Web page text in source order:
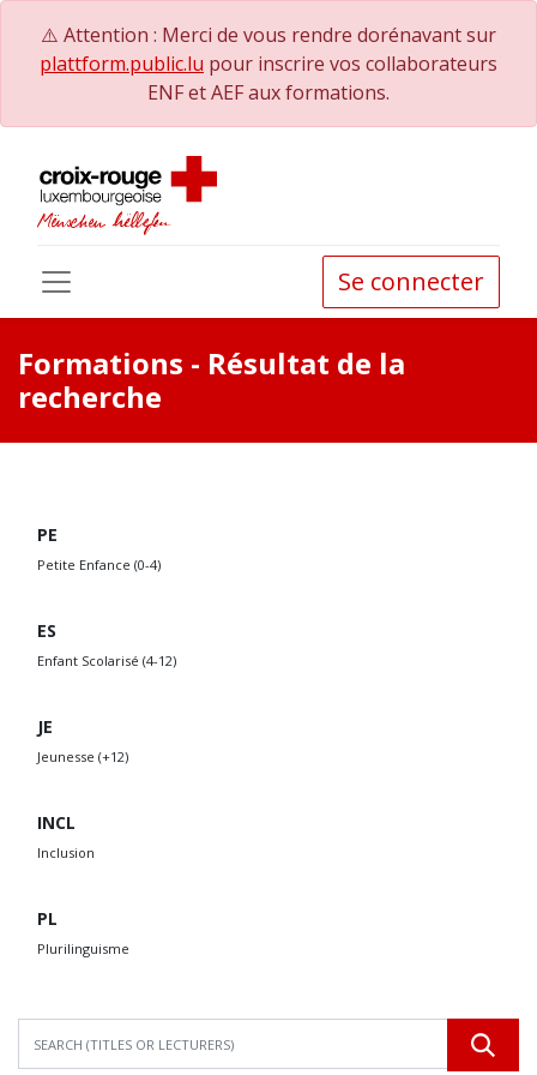
⚠️ Attention : Merci de vous rendre dorénavant sur
plattform.public.lu pour inscrire vos collaborateurs
ENF et AEF aux formations.
Se connecter
Formations - Résultat de la
recherche
PE
Petite Enfance (0-4)
ES
Enfant Scolarisé (4-12)
JE
Jeunesse (+12)
INCL
Inclusion
PL
Plurilinguisme